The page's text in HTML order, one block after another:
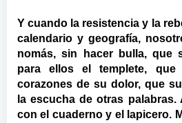
Y cuando la resistencia y la
calendario y geografía,
nomás, sin hacer bulla, que
para ellos el templete, que
corazones de su dolor, que
la escucha de otras
con el cuaderno y el lapicero.